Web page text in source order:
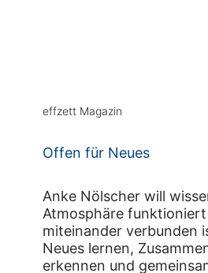
effzett Magazin
Offen für Neues
Anke Nölscher will
Atmosphäre funktioniert
miteinander verbunden
Neues lernen,
erkennen und